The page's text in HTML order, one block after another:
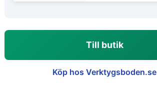
Till butik
Köp hos Verktygsboden.se